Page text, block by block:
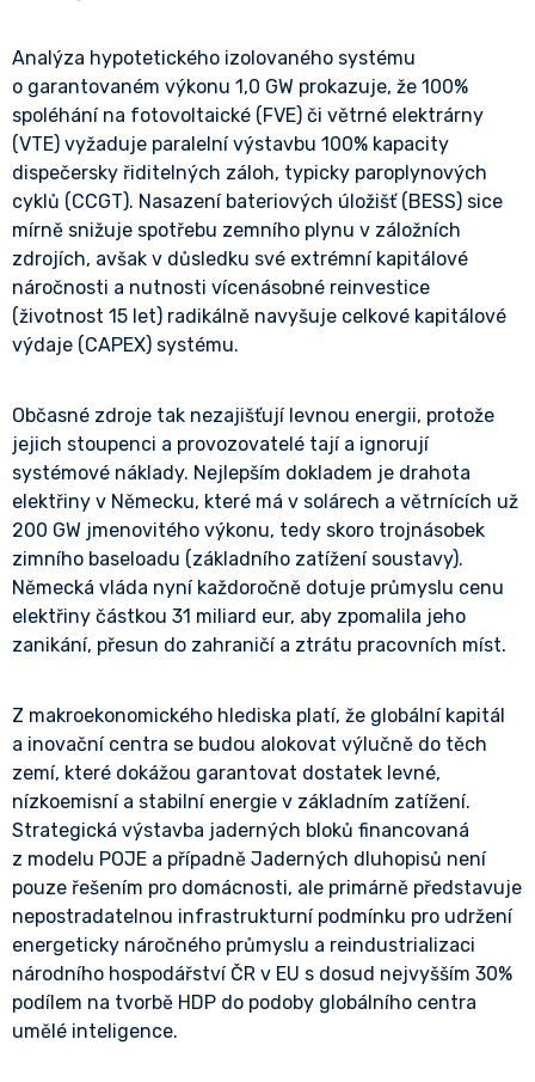
Analýza hypotetického izolovaného systému
o garantovaném výkonu 1,0 GW prokazuje, že 100%
spoléhání na fotovoltaické (FVE) či větrné elektrárny
(VTE) vyžaduje paralelní výstavbu 100% kapacity
dispečersky řiditelných záloh, typicky paroplynových
cyklů (CCGT). Nasazení bateriových úložišť (BESS) sice
mírně snižuje spotřebu zemního plynu v záložních
zdrojích, avšak v důsledku své extrémní kapitálové
náročnosti a nutnosti vícenásobné reinvestice
(životnost 15 let) radikálně navyšuje celkové kapitálové
výdaje (CAPEX) systému.
Občasné zdroje tak nezajišťují levnou energii, protože
jejich stoupenci a provozovatelé tají a ignorují
systémové náklady. Nejlepším dokladem je drahota
elektřiny v Německu, které má v solárech a větrnících už
200 GW jmenovitého výkonu, tedy skoro trojnásobek
zimního baseloadu (základního zatížení soustavy).
Německá vláda nyní každoročně dotuje průmyslu cenu
elektřiny částkou 31 miliard eur, aby zpomalila jeho
zanikání, přesun do zahraničí a ztrátu pracovních míst.
Z makroekonomického hlediska platí, že globální kapitál
a inovační centra se budou alokovat výlučně do těch
zemí, které dokážou garantovat dostatek levné,
nízkoemisní a stabilní energie v základním zatížení.
Strategická výstavba jaderných bloků financovaná
z modelu POJE a případně Jaderných dluhopisů není
pouze řešením pro domácnosti, ale primárně představuje
nepostradatelnou infrastrukturní podmínku pro udržení
energeticky náročného průmyslu a reindustrializaci
národního hospodářství ČR v EU s dosud nejvyšším 30%
podílem na tvorbě HDP do podoby globálního centra
umělé inteligence.